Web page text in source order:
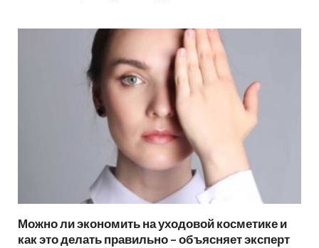
Можно ли экономить на уходовой косметике и
как это делать правильно – объясняет эксперт